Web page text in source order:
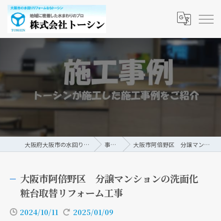
大阪府大阪市の水回りリフォームなら株式会社トーシン 事例/ブログ 大阪市阿倍野区 分譲マンションの洗面化粧台取替リフォーム工事
大阪市阿倍野区 分譲マンションの洗面化
粧台取替リフォーム工事
2024/10/11 2025/01/09